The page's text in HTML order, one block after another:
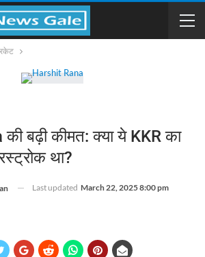
बढ़ी कीमत: क्या ये KKR का
था?
Last updated March 22, 2025 8:00 pm